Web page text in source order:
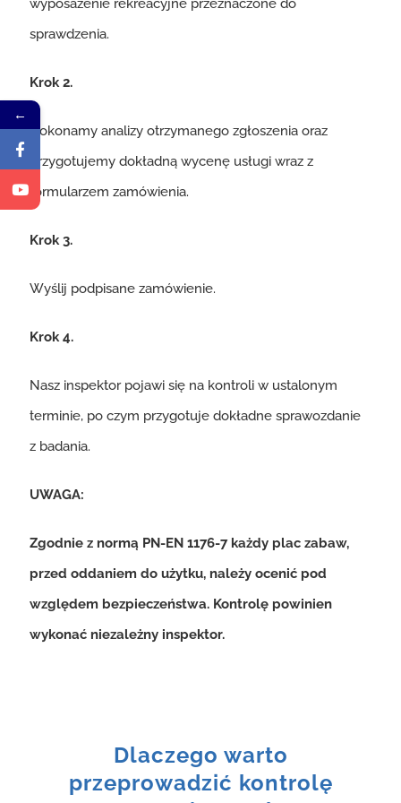
wyposażenie rekreacyjne przeznaczone do
sprawdzenia.
Krok 2.
Dokonamy analizy otrzymanego zgłoszenia oraz
przygotujemy dokładną wycenę usługi wraz z
formularzem zamówienia.
Krok 3.
Wyślij podpisane zamówienie.
Krok 4.
Nasz inspektor pojawi się na kontroli w ustalonym
terminie, po czym przygotuje dokładne sprawozdanie
z badania.
UWAGA:
Zgodnie z normą PN-EN 1176-7 każdy plac zabaw,
przed oddaniem do użytku, należy ocenić pod
względem bezpieczeństwa. Kontrolę powinien
wykonać niezależny inspektor.
Dlaczego warto
przeprowadzić kontrolę
←